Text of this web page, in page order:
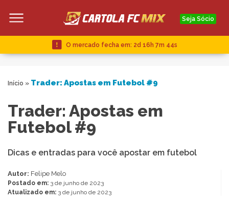
Seja Sócio
O mercado fecha em: 2d 16h 7m 44s
Início » Trader: Apostas em Futebol #9
Trader: Apostas em
Futebol #9
Dicas e entradas para você apostar em futebol
Autor: Felipe Melo
Postado em: 3 de junho de 2023
Atualizado em: 3 de junho de 2023